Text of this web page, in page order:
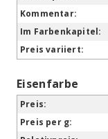
Eisenfarbe